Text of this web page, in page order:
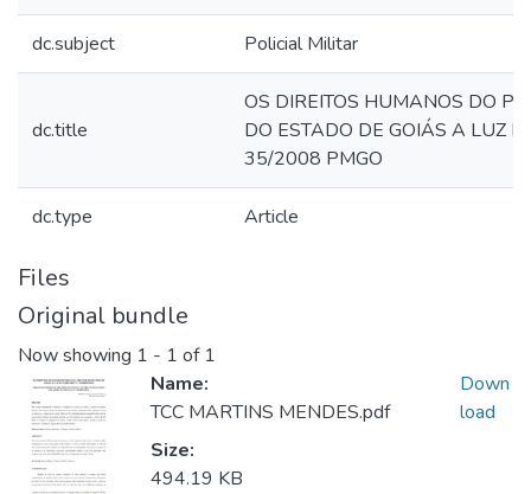
dc.subject Policial Militar
dc.title
OS DIREITOS HUMANOS DO
DO ESTADO DE GOIÁS A LUZ
35/2008 PMGO
dc.type Article
Files
Original bundle
Now showing 1 - 1 of 1
Name:
TCC MARTINS MENDES.pdf
Size:
494.19 KB
Down
load